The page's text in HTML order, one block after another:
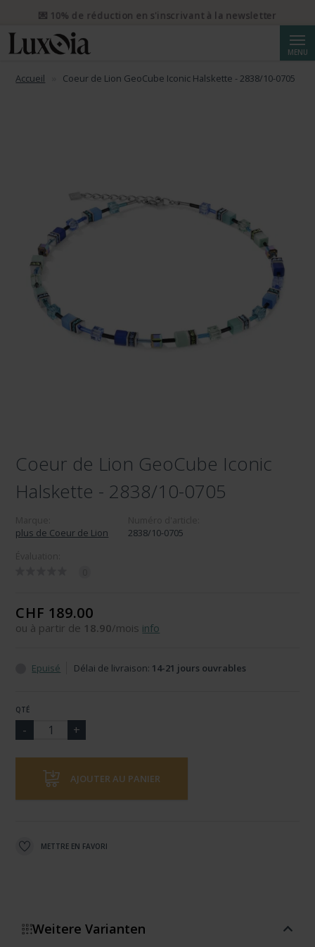
MENU
Accueil Coeur de Lion GeoCube Iconic Halskette - 2838/10-0705
Coeur de Lion GeoCube Iconic
Halskette - 2838/10-0705
plus de Coeur de Lion
2838/10-0705
CHF 189.00
ou à partir de 18.90/mois info
Epuisé Délai de livraison: 14-21 jours ouvrables
QTÉ
AJOUTER AU PANIER
METTRE EN FAVORI
Weitere Varianten
recommandé dès CHF 250.